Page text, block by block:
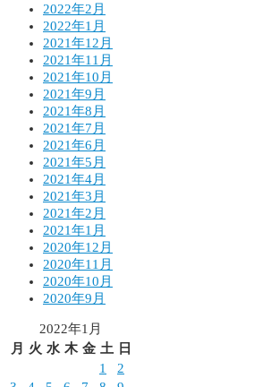
2022年2月
2022年1月
2021年12月
2021年11月
2021年10月
2021年9月
2021年8月
2021年7月
2021年6月
2021年5月
2021年4月
2021年3月
2021年2月
2021年1月
2020年12月
2020年11月
2020年10月
2020年9月
2022年1月
月
火 水 木 金 土
日
1
2